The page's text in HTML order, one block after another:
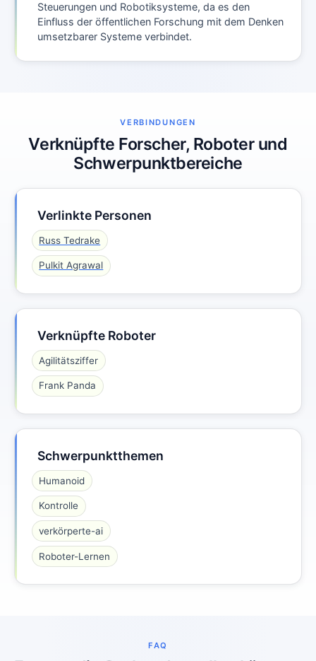
Steuerungen und Robotiksysteme, da es den
Einfluss der öffentlichen Forschung mit dem Denken
umsetzbarer Systeme verbindet.
VERBINDUNGEN
Verknüpfte Forscher, Roboter und
Schwerpunktbereiche
Verlinkte Personen
Russ Tedrake
Pulkit Agrawal
Verknüpfte Roboter
Agilitätsziffer
Frank Panda
Schwerpunktthemen
Humanoid
Kontrolle
verkörperte-ai
Roboter-Lernen
FAQ